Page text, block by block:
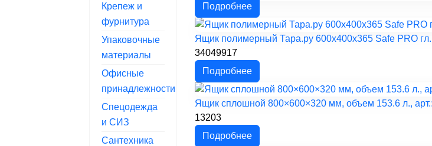
Крепеж и
фурнитура
Упаковочные
материалы
Офисные
принадлежности
Спецодежда
и СИЗ
Сантехника
Подробнее
Ящик полимерный Тара.ру 600x400x365 Safe PRO
34049917
Подробнее
Ящик сплошной 800×600×320 мм, объем 153.6 л.,
13203
Подробнее